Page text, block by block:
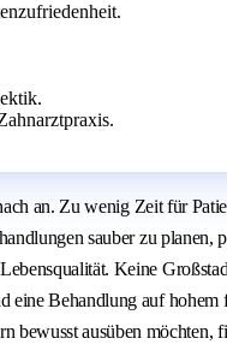
an. Zu wenig Zeit für
sauber zu
Keine
Behandlung auf
bewusst ausüben möchten,